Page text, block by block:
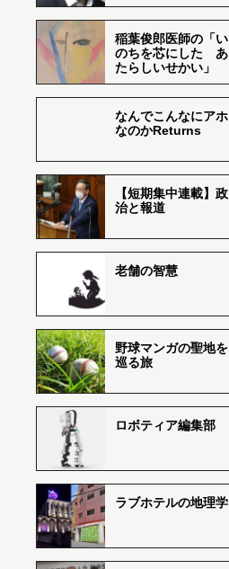
稲葉俊郎医師の「い
のちを芯にした あ
たらしいせかい」
なんでこんなにアホ
なのかReturns
【短期集中連載】政
治と報道
老舗の智慧
野球マンガの聖地を
巡る旅
ロボティア編集部
ラブホテルの地理学